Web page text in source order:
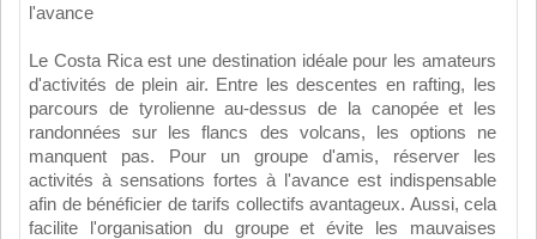
l'avance
Le Costa Rica est une destination idéale pour les amateurs
d'activités de plein air. Entre les descentes en rafting, les
parcours de tyrolienne au-dessus de la canopée et les
randonnées sur les flancs des volcans, les options ne
manquent pas. Pour un groupe d'amis, réserver les
activités à sensations fortes à l'avance est indispensable
afin de bénéficier de tarifs collectifs avantageux. Aussi, cela
facilite l'organisation du groupe et évite les mauvaises